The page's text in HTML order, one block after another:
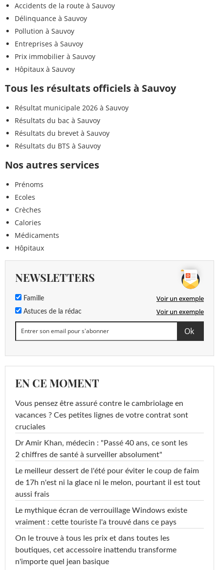
Accidents de la route à Sauvoy
Délinquance à Sauvoy
Pollution à Sauvoy
Entreprises à Sauvoy
Prix immobilier à Sauvoy
Hôpitaux à Sauvoy
Tous les résultats officiels à Sauvoy
Résultat municipale 2026 à Sauvoy
Résultats du bac à Sauvoy
Résultats du brevet à Sauvoy
Résultats du BTS à Sauvoy
Nos autres services
Prénoms
Ecoles
Crèches
Calories
Médicaments
Hôpitaux
NEWSLETTERS
Famille Voir un exemple
Astuces de la rédac Voir un exemple
EN CE MOMENT
Vous pensez être assuré contre le cambriolage en
vacances ? Ces petites lignes de votre contrat sont
cruciales
Dr Amir Khan, médecin : "Passé 40 ans, ce sont les
2 chiffres de santé à surveiller absolument"
Le meilleur dessert de l'été pour éviter le coup de faim
de 17h n'est ni la glace ni le melon, pourtant il est tout
aussi frais
Le mythique écran de verrouillage Windows existe
vraiment : cette touriste l'a trouvé dans ce pays
On le trouve à tous les prix et dans toutes les
boutiques, cet accessoire inattendu transforme
n'importe quel jean basique